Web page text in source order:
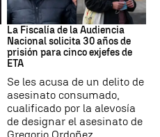
ETA
La Fiscalía de la Audiencia
Nacional solicita 30 años de
prisión para cinco exjefes de
ETA
Se les acusa de un delito de
asesinato consumado,
cualificado por la alevosía
de designar el asesinato de